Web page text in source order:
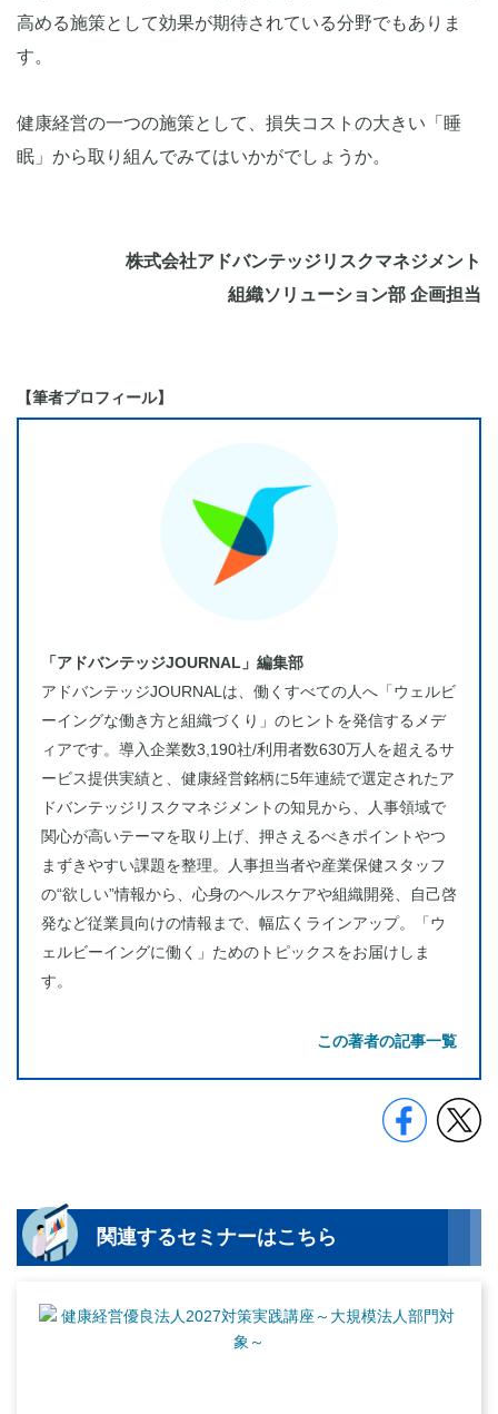
高める施策として効果が期待されている分野でもありま
す。
健康経営の一つの施策として、損失コストの大きい「睡
眠」から取り組んでみてはいかがでしょうか。
株式会社アドバンテッジリスクマネジメント
組織ソリューション部 企画担当
【筆者プロフィール】
「アドバンテッジJOURNAL」編集部
アドバンテッジJOURNALは、働くすべての人へ「ウェルビ
ーイングな働き方と組織づくり」のヒントを発信するメデ
ィアです。導入企業数3,190社/利用者数630万人を超えるサ
ービス提供実績と、健康経営銘柄に5年連続で選定されたア
ドバンテッジリスクマネジメントの知見から、人事領域で
関心が高いテーマを取り上げ、押さえるべきポイントやつ
まずきやすい課題を整理。人事担当者や産業保健スタッフ
の“欲しい”情報から、心身のヘルスケアや組織開発、自己啓
発など従業員向けの情報まで、幅広くラインアップ。「ウ
ェルビーイングに働く」ためのトピックスをお届けしま
す。
この著者の記事一覧
関連するセミナーはこちら